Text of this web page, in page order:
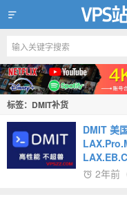
VPS站长网
标签：DMIT补货
DMIT 美
2年前